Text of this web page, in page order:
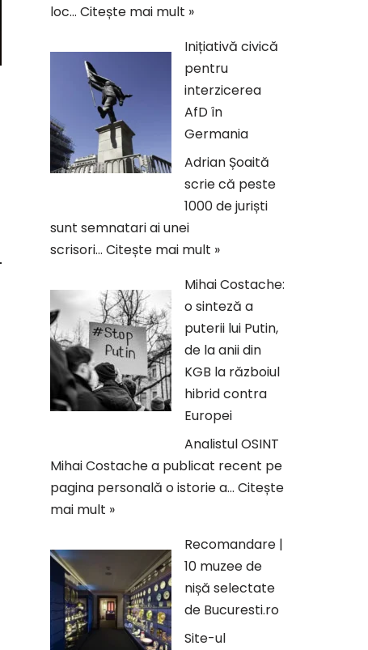
loc… Citește mai mult »
Inițiativă civică
pentru
interzicerea
AfD în
Germania
Adrian Șoaită
scrie că peste
1000 de juriști
sunt semnatari ai unei
scrisori… Citește mai mult »
Mihai Costache:
o sinteză a
puterii lui Putin,
de la anii din
KGB la războiul
hibrid contra
Europei
Analistul OSINT
Mihai Costache a publicat recent pe
pagina personală o istorie a… Citește
mai mult »
Recomandare |
10 muzee de
nișă selectate
de Bucuresti.ro
Site-ul